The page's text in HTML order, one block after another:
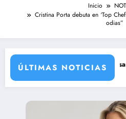
Inicio
Cristina Porta debuta en ‘Top
odias”
ÚLTIMAS NOTICIAS
fábrica(6 de agosto): Luisa huye con